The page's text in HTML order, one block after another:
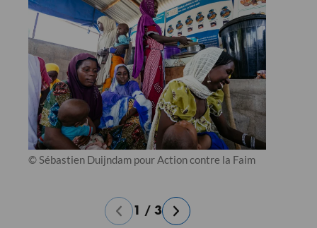
© Sébastien Duijndam pour Action contre la Faim
1 / 3